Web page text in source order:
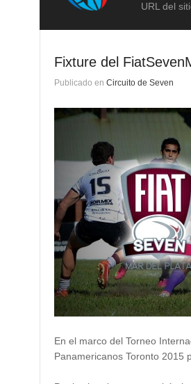
URL del
Fixture del
Publicado en Circuito de Seven
En el marco del Torneo
Panamericanos Toronto 2015